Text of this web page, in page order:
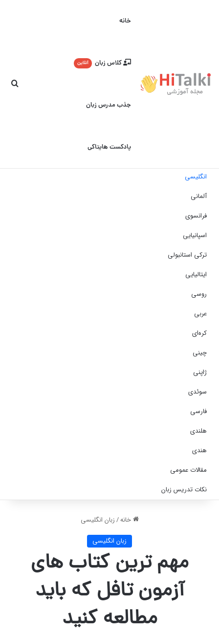
خانه
کلاس زبان آنلاین
جذب مدرس زبان
پادکست هایتاکی
انگلیسی
آلمانی
فرانسوی
اسپانیایی
ترکی استانبولی
ایتالیایی
روسی
عربی
کره‌ای
چینی
ژاپنی
سوئدی
فارسی
هلندی
هندی
مقالات عمومی
نکات تدریس زبان
خانه/زبان انگلیسی
زبان انگلیسی
مهم ترین کتاب های
آزمون تافل که باید
مطالعه کنید